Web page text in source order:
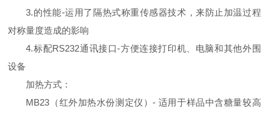
3.的性能-运用了隔热式称重传感器技术，来防止加温过程
对称量度造成的影响
4.标配RS232通讯接口-方便连接打印机、电脑和其他外围
设备
加热方式：
MB23（红外加热水份测定仪）- 适用于样品中含糖量较高